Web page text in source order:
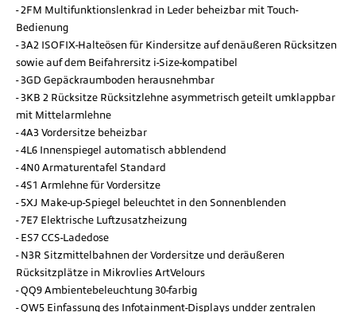
2FM Multifunktionslenkrad in Leder beheizbar mit Touch-
Bedienung
3A2 ISOFIX-Halteösen für Kindersitze auf denäußeren Rücksitzen
sowie auf dem Beifahrersitz i-Size-kompatibel
3GD Gepäckraumboden herausnehmbar
3KB 2 Rücksitze Rücksitzlehne asymmetrisch geteilt umklappbar
mit Mittelarmlehne
4A3 Vordersitze beheizbar
4L6 Innenspiegel automatisch abblendend
4N0 Armaturentafel Standard
4S1 Armlehne für Vordersitze
5XJ Make-up-Spiegel beleuchtet in den Sonnenblenden
7E7 Elektrische Luftzusatzheizung
ES7 CCS-Ladedose
N3R Sitzmittelbahnen der Vordersitze und deräußeren
Rücksitzplätze in Mikrovlies ArtVelours
QQ9 Ambientebeleuchtung 30-farbig
QW5 Einfassung des Infotainment-Displays undder zentralen